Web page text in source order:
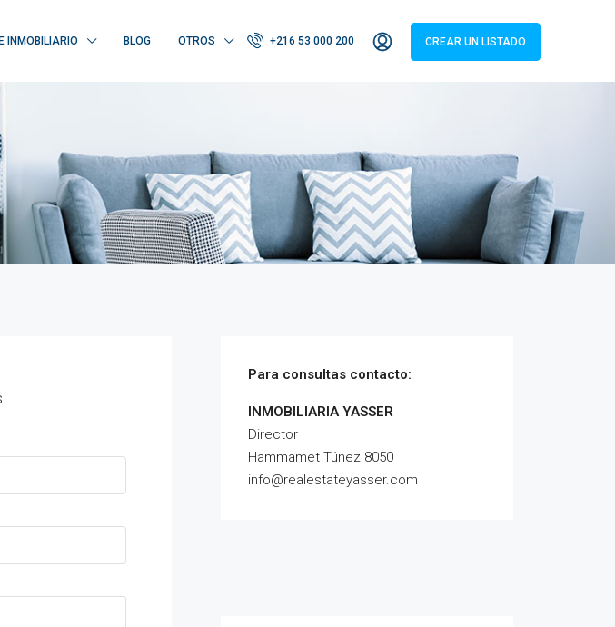
INMOBILIARIO BLOG OTROS +216 53 000 200 CREAR UN LISTADO
Para consultascontacto:
INMOBILIARIA YASSER
Director
Hammamet Túnez 8050
info@realestateyasser.com